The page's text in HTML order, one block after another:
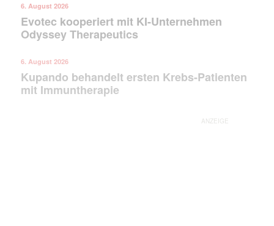
Mit dem |transkript-Newsletter
jede Woche aktuell informiert.
6. August 2026
Evotec kooperiert mit KI-Unternehmen
Odyssey Therapeutics
6. August 2026
Kupando behandelt ersten Krebs-Patienten
mit Immuntherapie
ANZEIGE